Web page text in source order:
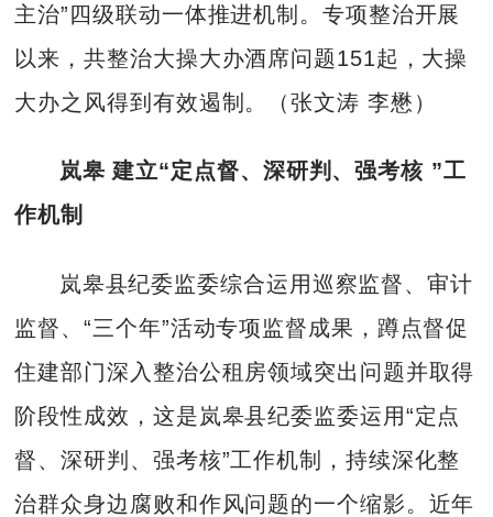
主治”四级联动一体推进机制。专项整治开展
以来，共整治大操大办酒席问题151起，大操
大办之风得到有效遏制。（张文涛 李懋）
岚皋 建立“定点督、深研判、强考核 ”工
作机制
岚皋县纪委监委综合运用巡察监督、审计
监督、“三个年”活动专项监督成果，蹲点督促
住建部门深入整治公租房领域突出问题并取得
阶段性成效，这是岚皋县纪委监委运用“定点
督、深研判、强考核”工作机制，持续深化整
治群众身边腐败和作风问题的一个缩影。近年